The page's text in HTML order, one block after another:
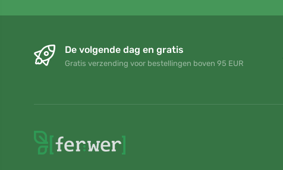
De volgende dag en gratis
Gratis verzending voor bestellingen boven 95 EUR